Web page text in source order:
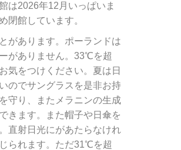
は2026年12月いっぱいま
閉館しています。
があります。ポーランドは
がありません。33℃を超
気をつけください。夏は日
のでサングラスを是非お持
守り、またメラニンの生成
きます。また帽子や日傘を
直射日光にがあたらなけれ
られます。ただ31℃を超